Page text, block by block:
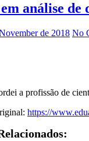
análise de
de 2018 No
a profissão de
https://